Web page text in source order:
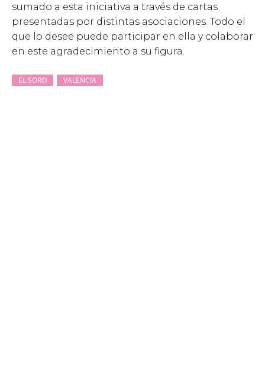
sumado a esta iniciativa a través de cartas
presentadas por distintas asociaciones. Todo el
que lo desee puede participar en ella y colaborar
en este agradecimiento a su figura.
EL SORO VALENCIA